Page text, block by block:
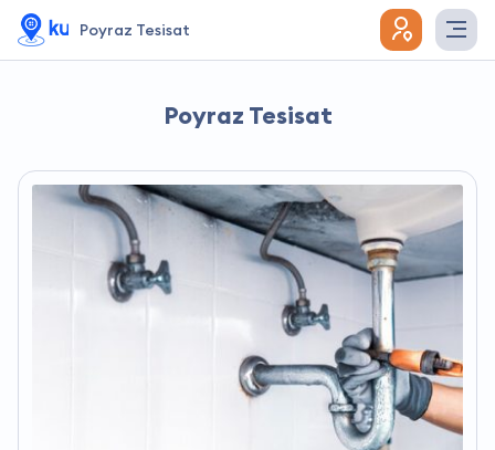
Poyraz Tesisat
Poyraz Tesisat